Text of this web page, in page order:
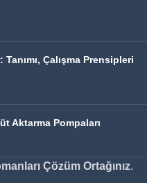
Çalışma Prensipleri
Aktarma Pompaları
Çözüm Ortağınız.